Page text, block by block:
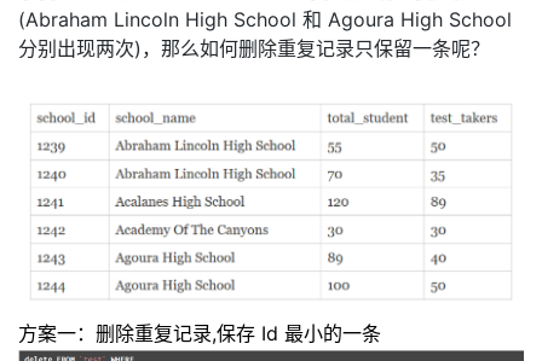
(Abraham Lincoln High School 和 Agoura High School
分别出现两次) ，那么如何删除重复记录只保留一条呢？
方案一：删除重复记录,保存 Id 最小的一条